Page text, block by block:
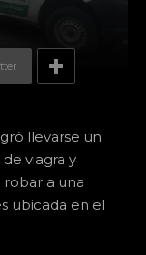
llevarse un
viagra y
robar a una
ubicada en el